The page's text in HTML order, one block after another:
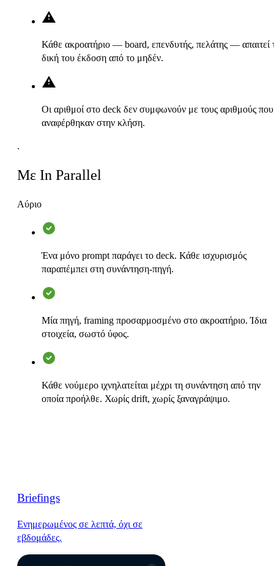
Κάθε ακροατήριο — board, επενδυτής, πελάτης — απαιτεί
δική του έκδοση από το μηδέν.
Οι αριθμοί στο deck δεν συμφωνούν με τους αριθμούς που
αναφέρθηκαν στην κλήση.
.
Με In Parallel
Αύριο
Ένα μόνο prompt παράγει το deck. Κάθε ισχυρισμός
παραπέμπει στη συνάντηση-πηγή.
Μία πηγή, framing προσαρμοσμένο στο ακροατήριο. Ίδια
στοιχεία, σωστό ύφος.
Κάθε νούμερο ιχνηλατείται μέχρι τη συνάντηση από την
οποία προήλθε. Χωρίς drift, χωρίς ξαναγράψιμο.
Briefings
Ενημερωμένος σε λεπτά, όχι σε
εβδομάδες.